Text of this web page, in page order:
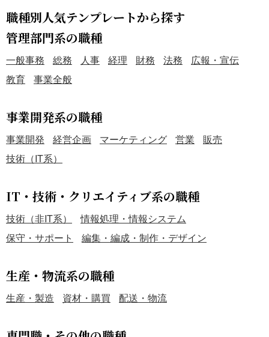
職種別人気テンプレートから探す
管理部門系の職種
一般事務 総務 人事 経理 財務 法務
広報・宣伝
教育
事業全般
事業開発系の職種
事業開発 経営企画 マーケティング 営業
販売
技術（IT系）
IT・技術・クリエイティブ系の職種
技術（非IT系）
情報処理・情報システム
保守・サポート
編集・編成・制作・デザイン
生産・物流系の職種
生産・製造 資材・購買 配送・物流